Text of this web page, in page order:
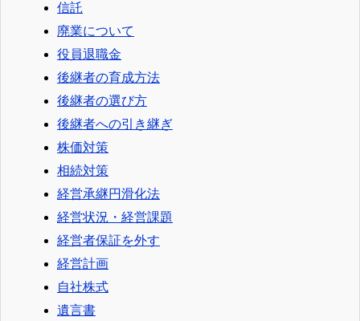
信託
廃業について
役員退職金
後継者の育成方法
後継者の選び方
後継者への引き継ぎ
株価対策
相続対策
経営承継円滑化法
経営状況・経営課題
経営者保証を外す
経営計画
自社株式
遺言書